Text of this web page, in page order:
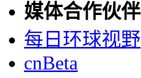
媒体合作伙伴
每日环球视野
cnBeta